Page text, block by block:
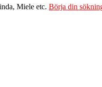
Miele etc. Börja din